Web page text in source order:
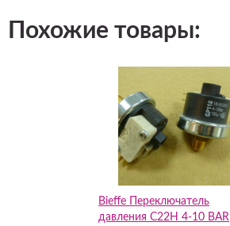
Похожие товары:
Bieffe Переключатель
давления C22H 4-10 BAR